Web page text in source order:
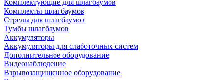
Комплектующие для шлагбаумов
Комплекты шлагбаумов
Стрелы для шлагбаумов
Тумбы шлагбаумов
Аккумуляторы
Аккумуляторы для слаботочных систем
Дополнительное оборудование
Видеонаблюдение
Взрывозащищенное оборудование